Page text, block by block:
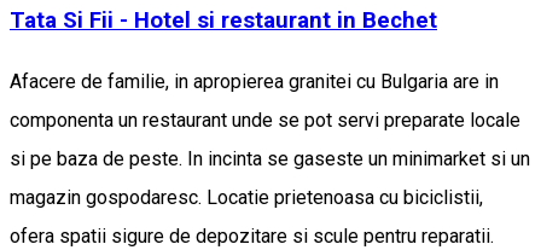
Tata Si Fii - Hotel si restaurant in Bechet
Afacere de familie, in apropierea granitei cu Bulgaria are in
componenta un restaurant unde se pot servi preparate locale
si pe baza de peste. In incinta se gaseste un minimarket si un
magazin gospodaresc. Locatie prietenoasa cu biciclistii,
ofera spatii sigure de depozitare si scule pentru reparatii.